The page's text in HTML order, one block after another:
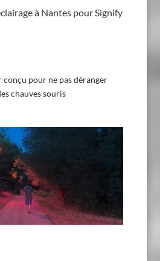
à Nantes pour Signify
pour ne pas déranger
chauves souris